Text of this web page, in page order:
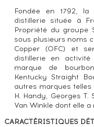
Fondée en 1792,
distillerie située à
Propriété du groupe
sous plusieurs noms
Copper (OFC) et
distillerie en activité
marque de
Kentucky Straight
autres marques
H. Handy, Georges
Van Winkle dont elle a
CARACTÉRISTIQUES